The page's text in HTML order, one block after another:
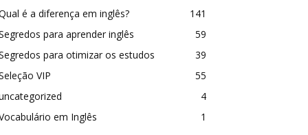
é a diferença em inglês?
141
para aprender inglês
59
para otimizar os estudos
39
VIP
55
4
em Inglês
1